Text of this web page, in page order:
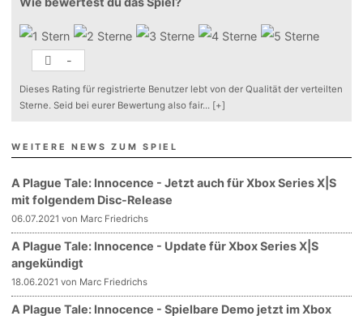
-
Dieses Rating für registrierte Benutzer lebt von der Qualität der verteilten
Sterne. Seid bei eurer Bewertung also fair... [+]
WEITERE NEWS ZUM SPIEL
A Plague Tale: Innocence - Jetzt auch für Xbox Series X|S
mit folgendem Disc-Release
06.07.2021 von Marc Friedrichs
A Plague Tale: Innocence - Update für Xbox Series X|S
angekündigt
18.06.2021 von Marc Friedrichs
A Plague Tale: Innocence - Spielbare Demo jetzt im Xbox